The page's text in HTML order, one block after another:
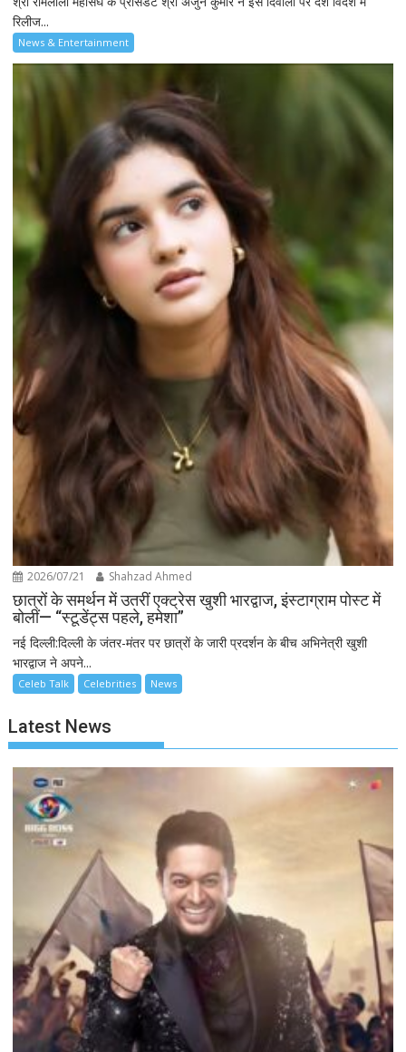
रिलीज...
News & Entertainment
2026/07/21 Shahzad Ahmed
छात्रों के समर्थन में उतरीं एक्ट्रेस खुशी भारद्वाज, इंस्टाग्राम पोस्ट में
बोलीं— “स्टूडेंट्स पहले, हमेशा”
नई दिल्ली:दिल्ली के जंतर-मंतर पर छात्रों के जारी प्रदर्शन के बीच अभिनेत्री खुशी
भारद्वाज ने अपने...
Celeb Talk Celebrities News
Latest News